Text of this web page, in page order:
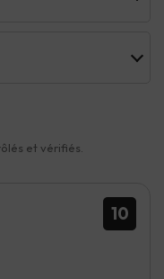
et vérifiés.
10